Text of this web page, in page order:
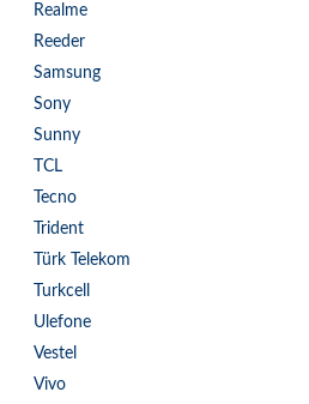
Realme
Reeder
Samsung
Sony
Sunny
TCL
Tecno
Trident
Türk Telekom
Turkcell
Ulefone
Vestel
Vivo